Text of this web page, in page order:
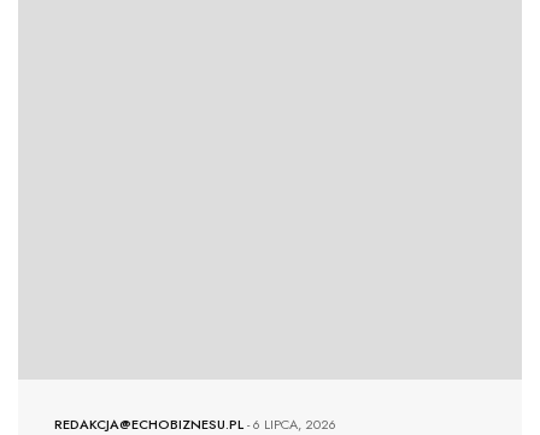
REDAKCJA@ECHOBIZNESU.PL-6 LIPCA, 2026